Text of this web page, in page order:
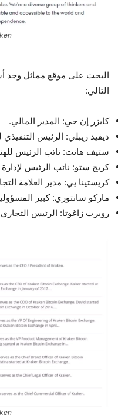
التالي:
كايزر إن جي: المدير المالي.
ديفيد ريبلي: الرئيس التنفيذي
ستيف هانت: نائب الرئيس
كريج ستو: نائب الرئيس
كريستينا يي: مدير العلامة
ماركو سانتوري: كبير
روبرت زاغوتا: الرئيس